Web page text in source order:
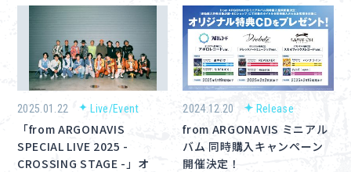
2025.01.22 Live/Event
「from ARGONAVIS
SPECIAL LIVE 2025 -
CROSSING STAGE -」オ
2024.12.20 Release
from ARGONAVIS ミニアル
バム 同時購入キャンペーン
開催決定！